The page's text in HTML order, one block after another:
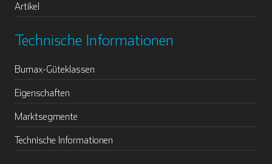
Artikel
Technische Informationen
Bumax-Güteklassen
Eigenschaften
Marktsegmente
Technische Informationen